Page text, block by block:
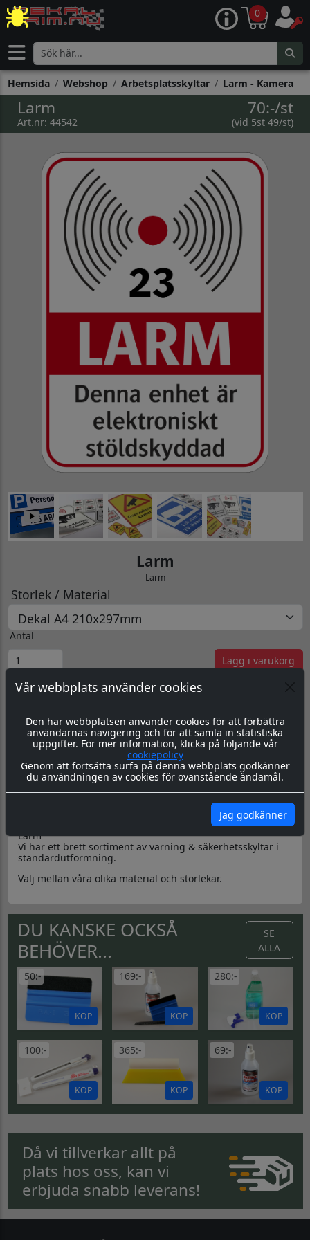
Vår webbplats använder cookies
Den här webbplatsen använder cookies för att förbättra
användarnas navigering och för att samla in statistiska
uppgifter. För mer information, klicka på följande vår
cookiepolicy
Genom att fortsätta surfa på denna webbplats godkänner
du användningen av cookies för ovanstående ändamål.
Jag godkänner
0
Hemsida Webshop Arbetsplatsskyltar Larm - Kamera
Larm
Art.nr: 44542
70:-/st
(vid 5st 49/st)
Larm
Larm
Storlek / Material
Antal
Lägg i varukorg
Visa rabatter
Priserna Exkl Moms
Kommentarer
Larm
Vi har ett brett sortiment av varning & säkerhetsskyltar i
standardutformning.
Välj mellan våra olika material och storlekar.
DU KANSKE OCKSÅ
BEHÖVER...
SE
ALLA
50:-
KÖP
169:-
KÖP
280:-
KÖP
100:-
KÖP
365:-
KÖP
69:-
KÖP
Då vi tillverkar allt på
plats hos oss, kan vi
erbjuda snabb leverans!